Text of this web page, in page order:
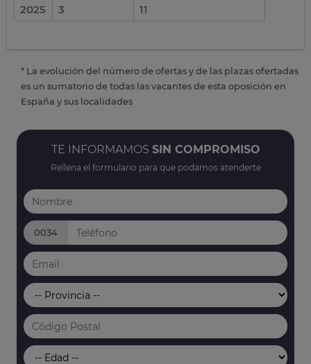
2025
3 11
* La evolución del número de ofertas y de las plazas ofertadas
es un sumatorio de todas las vacantes de esta oposición en
España y sus localidades
TE INFORMAMOS SIN COMPROMISO
Rellena el formulario para que podamos atenderte
0034